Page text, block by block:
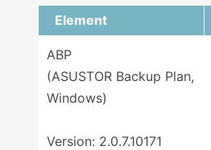
Element
ABP
(ASUSTOR Backup Plan,
Windows)
Version: 2.0.7.10171